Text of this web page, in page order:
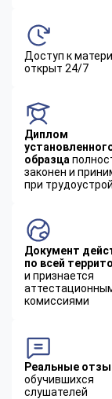
Доступ к
открыт 24/7
Диплом
образца
законен и
при
Документ
по всей
и признается
комиссиями
Реальные
обучившихся
слушателей